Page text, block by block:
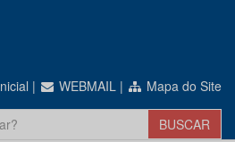
| WEBMAIL | Mapa do Site